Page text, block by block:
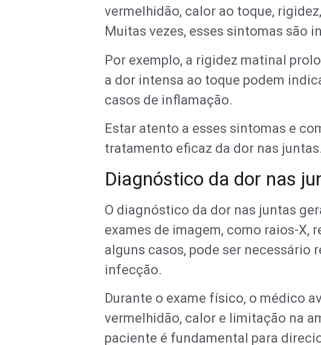
vermelhidão, calor ao toque,
Muitas vezes, esses sintomas são
Por exemplo, a rigidez matinal
a dor intensa ao toque podem
casos de inflamação.
Estar atento a esses sintomas e
tratamento eficaz da dor nas juntas.
Diagnóstico da dor nas
O diagnóstico da dor nas juntas
exames de imagem, como raios-X,
alguns casos, pode ser necessário
infecção.
Durante o exame físico, o médico
vermelhidão, calor e limitação na
paciente é fundamental para